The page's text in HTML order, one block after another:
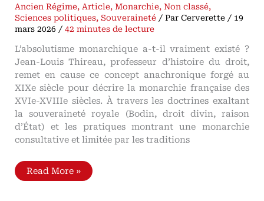
Ancien Régime, Article,Monarchie,Non classé,
Sciences politiques,Souveraineté / ParCerverette / 19
mars 2026 /42 minutes de lecture
L’absolutisme monarchique a-t-il vraiment existé ?
Jean-Louis Thireau, professeur d’histoire du droit,
remet en cause ce concept anachronique forgé au
XIXe siècle pour décrire la monarchie française des
XVIe-XVIIIe siècles. À travers les doctrines exaltant
la souveraineté royale (Bodin, droit divin, raison
d’État) et les pratiques montrant une monarchie
consultative et limitée par les traditions
L’absolutisme
monarchique
Read More »